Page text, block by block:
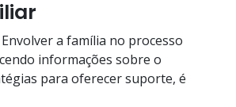
Envolver a família no processo
informações sobre o
para oferecer suporte, é